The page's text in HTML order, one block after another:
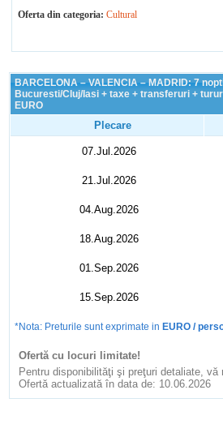
Oferta din categoria: Cultural
BARCELONA – VALENCIA – MADRID: 7
Bucuresti/Cluj/Iasi + taxe + transferuri +
EURO
Plecare
07.Jul.2026
21.Jul.2026
04.Aug.2026
18.Aug.2026
01.Sep.2026
15.Sep.2026
*Nota: Preturile sunt exprimate in EURO /
Ofertă cu locuri limitate!
Pentru disponibilităţi şi preţuri detaliate, vă
Ofertă actualizată în data de: 10.06.2026